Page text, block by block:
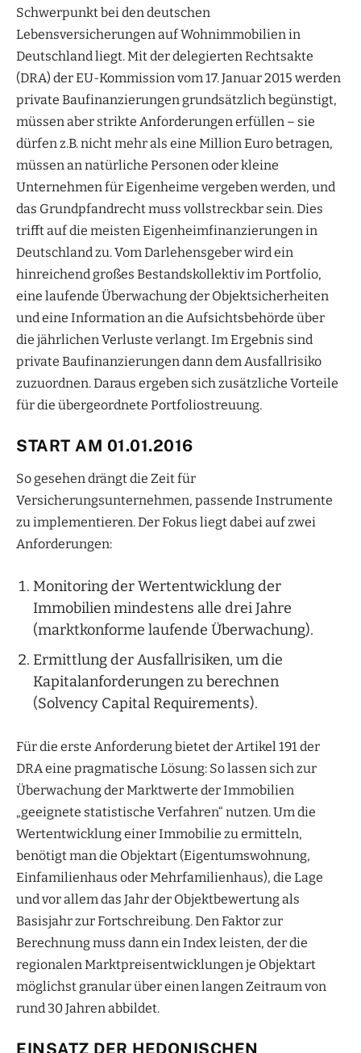
Schwerpunkt bei den deutschen
Lebensversicherungen auf Wohnimmobilien in
Deutschland liegt. Mit der delegierten Rechtsakte
(DRA) der EU-Kommission vom 17. Januar 2015 werden
private Baufinanzierungen grundsätzlich begünstigt,
müssen aber strikte Anforderungen erfüllen – sie
dürfen z.B. nicht mehr als eine Million Euro betragen,
müssen an natürliche Personen oder kleine
Unternehmen für Eigenheime vergeben werden, und
das Grundpfandrecht muss vollstreckbar sein. Dies
trifft auf die meisten Eigenheimfinanzierungen in
Deutschland zu. Vom Darlehensgeber wird ein
hinreichend großes Bestandskollektiv im Portfolio,
eine laufende Überwachung der Objektsicherheiten
und eine Information an die Aufsichtsbehörde über
die jährlichen Verluste verlangt. Im Ergebnis sind
private Baufinanzierungen dann dem Ausfallrisiko
zuzuordnen. Daraus ergeben sich zusätzliche Vorteile
für die übergeordnete Portfoliostreuung.
START AM 01.01.2016
So gesehen drängt die Zeit für
Versicherungsunternehmen, passende Instrumente
zu implementieren. Der Fokus liegt dabei auf zwei
Anforderungen:
Monitoring der Wertentwicklung der
Immobilien mindestens alle drei Jahre
(marktkonforme laufende Überwachung).
Ermittlung der Ausfallrisiken, um die
Kapitalanforderungen zu berechnen
(Solvency Capital Requirements).
Für die erste Anforderung bietet der Artikel 191 der
DRA eine pragmatische Lösung: So lassen sich zur
Überwachung der Marktwerte der Immobilien
„geeignete statistische Verfahren“ nutzen. Um die
Wertentwicklung einer Immobilie zu ermitteln,
benötigt man die Objektart (Eigentumswohnung,
Einfamilienhaus oder Mehrfamilienhaus), die Lage
und vor allem das Jahr der Objektbewertung als
Basisjahr zur Fortschreibung. Den Faktor zur
Berechnung muss dann ein Index leisten, der die
regionalen Marktpreisentwicklungen je Objektart
möglichst granular über einen langen Zeitraum von
rund 30 Jahren abbildet.
EINSATZ DER HEDONISCHEN